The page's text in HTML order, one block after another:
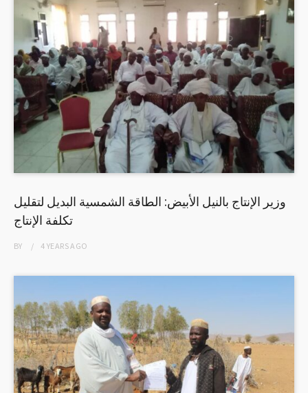
وزير الإنتاج بالنيل الأبيض: الطاقة الشمسية البديل لتقليل
تكلفة الإنتاج
BY 4 YEARSAGO